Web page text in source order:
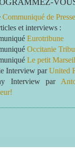
Communiqué de
et interviews :
Eurotribune
Occitanie
Le petit
Interview parUnited
Interview par